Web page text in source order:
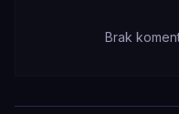
Brak